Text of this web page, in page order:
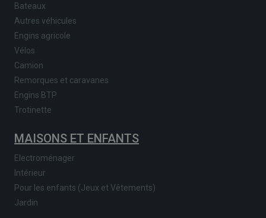
Bateaux
Autres véhicules
Engins agricole
Vélos
Camion
Remorques et caravanes
Engins BTP
Trotinette
MAISONS ET ENFANTS
Electroménager
Intérieur
Pour les enfants (Jeux et Vêtements)
Jardin